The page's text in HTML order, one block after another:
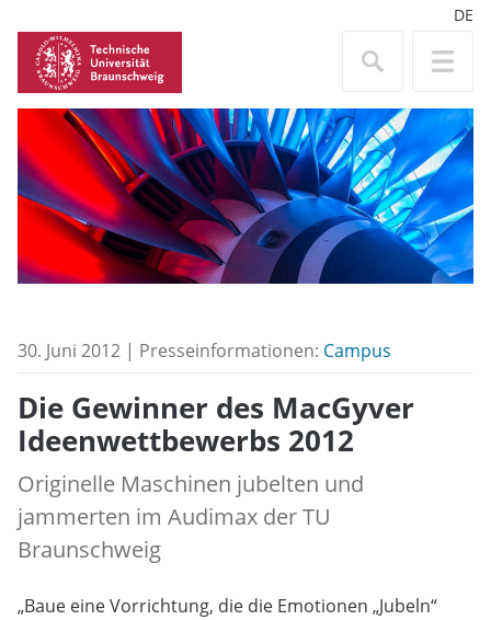
DE
30. Juni 2012 | Presseinformationen: Campus
Die Gewinner des MacGyver
Ideenwettbewerbs 2012
Originelle Maschinen jubelten und
jammerten im Audimax der TU
Braunschweig
„Baue eine Vorrichtung, die die Emotionen „Jubeln“